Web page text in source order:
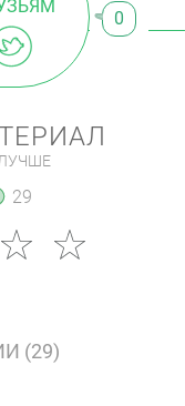
0
29
(29)